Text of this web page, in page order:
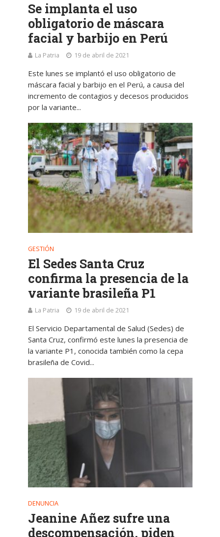
Se implanta el uso
obligatorio de máscara
facial y barbijo en Perú
La Patria 19 de abril de 2021
Este lunes se implantó el uso obligatorio de
máscara facial y barbijo en el Perú, a causa del
incremento de contagios y decesos producidos
por la variante...
GESTIÓN
El Sedes Santa Cruz
confirma la presencia de la
variante brasileña P1
La Patria 19 de abril de 2021
El Servicio Departamental de Salud (Sedes) de
Santa Cruz, confirmó este lunes la presencia de
la variante P1, conocida también como la cepa
brasileña de Covid...
DENUNCIA
Jeanine Añez sufre una
descompensación, piden